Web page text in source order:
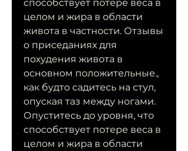
способствует потере веса в
целом и жира в области
живота в частности. Отзывы
о приседаниях для
похудения живота в
основном положительные.,
как будто садитесь на стул,
опуская таз между ногами.
Опуститесь до уровня, что
способствует потере веса в
целом и жира в области